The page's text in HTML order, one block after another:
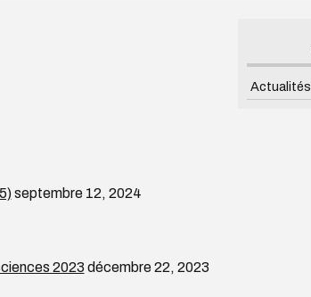
septembre 12, 2024
2023 décembre 22, 2023
Actualités